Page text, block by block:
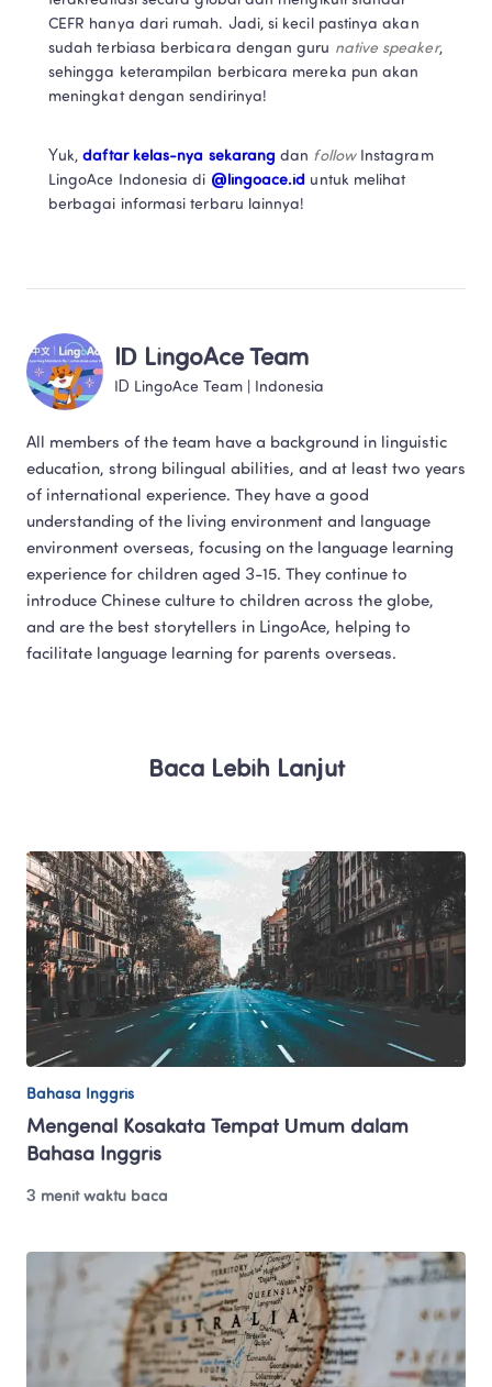
CEFR hanya dari rumah. Jadi, si kecil pastinya akan
sudah terbiasa berbicara dengan guru native speaker,
sehingga keterampilan berbicara mereka pun akan
meningkat dengan sendirinya!
Yuk, daftar kelas-nya sekarang dan follow Instagram
LingoAce Indonesia di @lingoace.id untuk melihat
berbagai informasi terbaru lainnya!
ID LingoAce Team
ID LingoAce Team Indonesia
All members of the team have a background in linguistic
education, strong bilingual abilities, and at least two years
of international experience. They have a good
understanding of the living environment and language
environment overseas, focusing on the language learning
experience for children aged 3-15. They continue to
introduce Chinese culture to children across the globe,
and are the best storytellers in LingoAce, helping to
facilitate language learning for parents overseas.​
Baca Lebih Lanjut
Bahasa Inggris
Mengenal Kosakata Tempat Umum dalam
Bahasa Inggris
3 menit waktu baca